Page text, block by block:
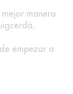
manera
empezar a